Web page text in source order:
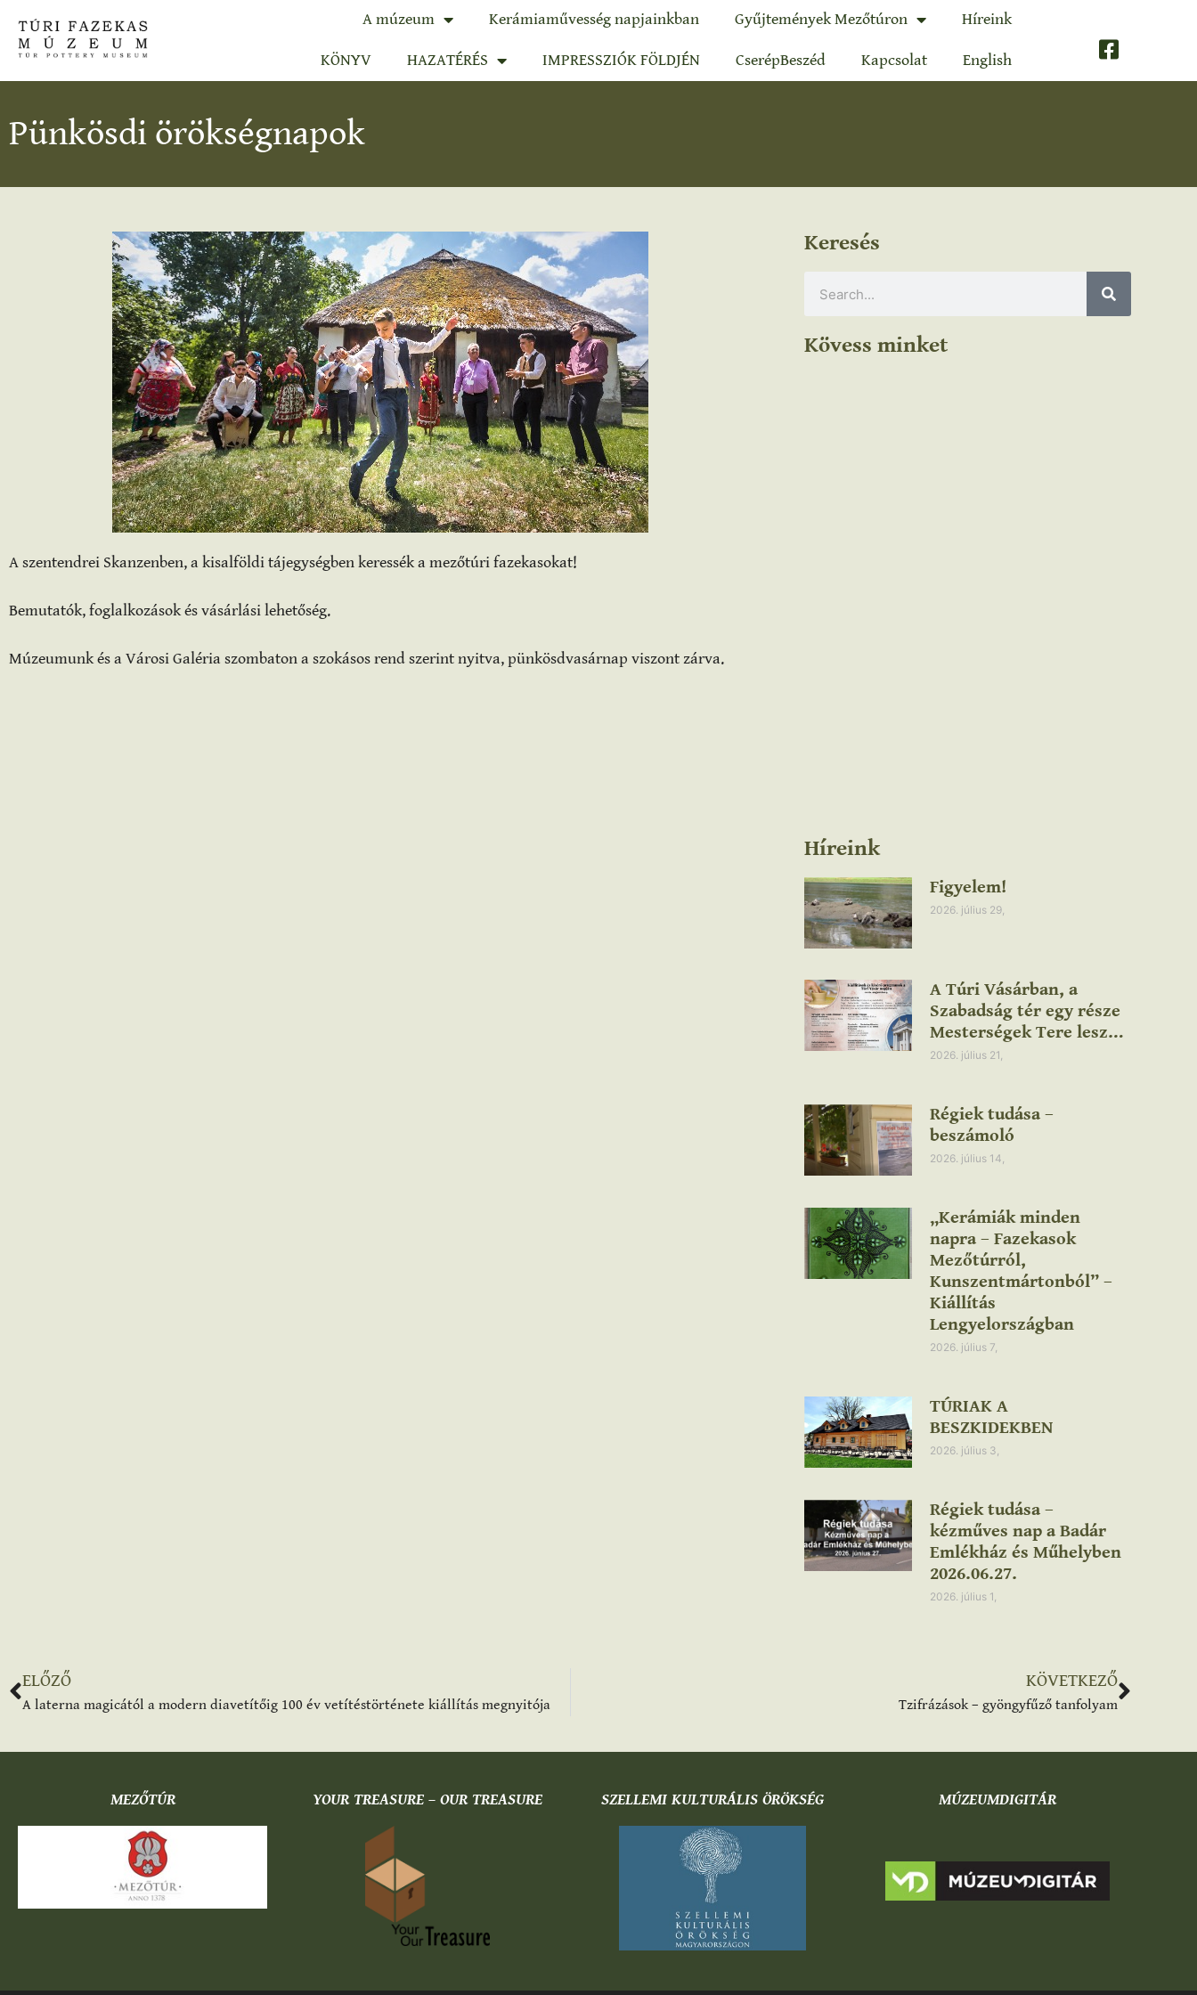
A múzeum Kerámiaművesség napjainkban Gyűjtemények Mezőtúron Híreink
KÖNYV HAZATÉRÉS IMPRESSZIÓK FÖLDJÉN CserépBeszéd Kapcsolat English
Pünkösdi örökségnapok
A szentendrei Skanzenben, a kisalföldi tájegységben keressék a mezőtúri fazekasokat!
Bemutatók, foglalkozások és vásárlási lehetőség.
Múzeumunk és a Városi Galéria szombaton a szokásos rend szerint nyitva, pünkösdvasárnap viszont zárva.
Keresés
Kövess minket
Híreink
Figyelem!
2026. július 29,
A Túri Vásárban, a
Szabadság tér egy része
Mesterségek Tere lesz…
2026. július 21,
Régiek tudása –
beszámoló
2026. július 14,
„Kerámiák minden
napra – Fazekasok
Mezőtúrról,
Kunszentmártonból” –
Kiállítás
Lengyelországban
2026. július 7,
TÚRIAK A
BESZKIDEKBEN
2026. július 3,
Régiek tudása –
kézműves nap a Badár
Emlékház és Műhelyben
2026.06.27.
2026. július 1,
ELŐZŐ
A laterna magicától a modern diavetítőig 100 év vetítéstörténete kiállítás megnyitója
KÖVETKEZŐ
Tzifrázások – gyöngyfűző tanfolyam
MEZŐTÚR YOUR TREASURE – OUR TREASURE SZELLEMI KULTURÁLIS ÖRÖKSÉG MÚZEUMDIGITÁR